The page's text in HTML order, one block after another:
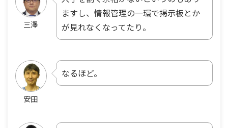
三澤
ますし、情報管理の一環で掲示板とか
が見れなくなってたり。
安田
なるほど。